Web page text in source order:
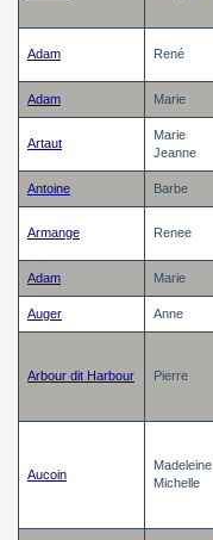
Adam René
Adam Marie
Artaut
Marie
Jeanne
Antoine Barbe
Armange Renee
Adam Marie
Auger Anne
Arbour dit Harbour Pierre
Aucoin
Madeleine
Michelle